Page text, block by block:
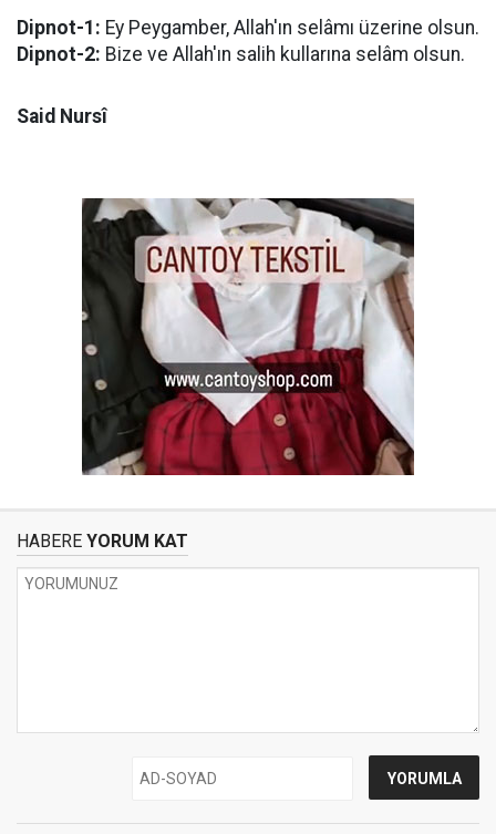
Dipnot-1: Ey Peygamber, Allah'ın selâmı üzerine olsun.
Dipnot-2: Bize ve Allah'ın salih kullarına selâm olsun.
Said Nursî
HABERE YORUM KAT